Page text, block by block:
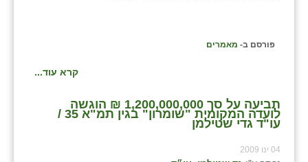
פורסם ב- מאמרים
קרא עוד...
תביעה על סך 1,200,000,000 ₪ הוגשה
לועדה המקומית "שומרון" בגין תמ"א 35 /
עו"ד גדי שטילמן
04 ינו 2009
נווה אטי״ב
נהריה (אג״ש)